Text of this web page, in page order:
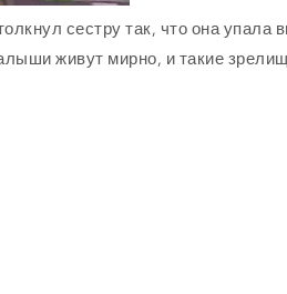
сестру так, что она упала
живут мирно, и такие